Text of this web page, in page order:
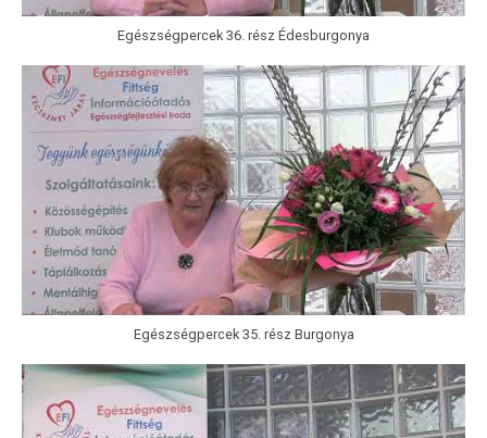
Egészségpercek 36. rész Édesburgonya
Egészségpercek 35. rész Burgonya